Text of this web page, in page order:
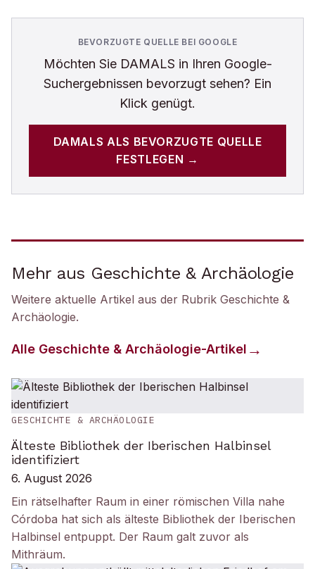
BEVORZUGTE QUELLE BEI GOOGLE
Möchten Sie DAMALS in Ihren Google-
Suchergebnissen bevorzugt sehen? Ein
Klick genügt.
DAMALS ALS BEVORZUGTE QUELLE
FESTLEGEN →
Mehr aus Geschichte & Archäologie
Weitere aktuelle Artikel aus der Rubrik Geschichte &
Archäologie.
Alle Geschichte & Archäologie-Artikel
GESCHICHTE & ARCHÄOLOGIE
Älteste Bibliothek der Iberischen Halbinsel
identifiziert
6. August 2026
Ein rätselhafter Raum in einer römischen Villa nahe
Córdoba hat sich als älteste Bibliothek der Iberischen
Halbinsel entpuppt. Der Raum galt zuvor als
Mithräum.